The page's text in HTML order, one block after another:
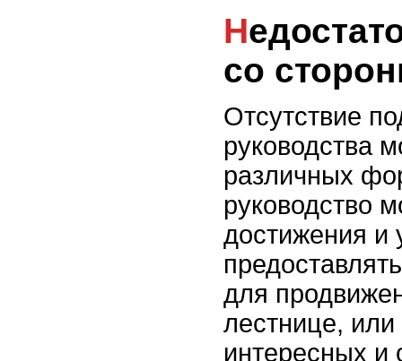
Недостаток поддержки
со
Отсутствие
руководства
различных
руководство
достижения и
для
лестнице,
интересных и